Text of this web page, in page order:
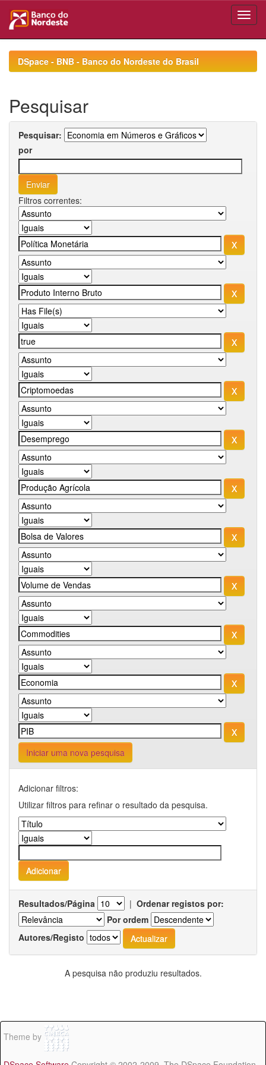
navigationDSpace - BNB - Banco do Nordeste do Brasil
Pesquisar
Pesquisar:
por
Filtros correntes:
Iniciar uma nova pesquisa
Adicionar filtros:
Utilizar filtros para refinar o resultado da pesquisa.
Resultados/Página | Ordenar registos por:
Por ordem
Autores/Registo
A pesquisa não produziu resultados.
Theme by